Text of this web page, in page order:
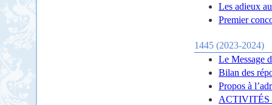
Les adieux
Premier
1445 (2023-2024)
Le Message
Bilan des
Propos à
ACTIVITÉS